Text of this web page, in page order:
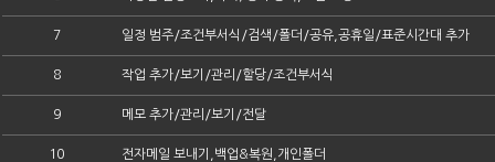
7 일정 범주/조건부서식/검색/폴더/공유,공휴일/표준시간대 추가
8 작업 추가/보기/관리/할당/조건부서식
9 메모 추가/관리/보기/전달
10 전자메일 보내기,백업&복원,개인폴더